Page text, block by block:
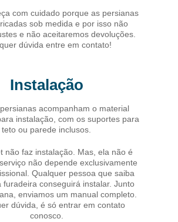
com cuidado porque as persianas
sob medida e por isso não
e não aceitaremos devoluções.
dúvida entre em contato!
Instalação
acompanham o material
instalação, com os suportes para
teto ou parede inclusos.
não faz instalação. Mas, ela não é
não depende exclusivamente
Qualquer pessoa que saiba
furadeira conseguirá instalar. Junto
enviamos um manual completo.
dúvida, é só entrar em contato
conosco.